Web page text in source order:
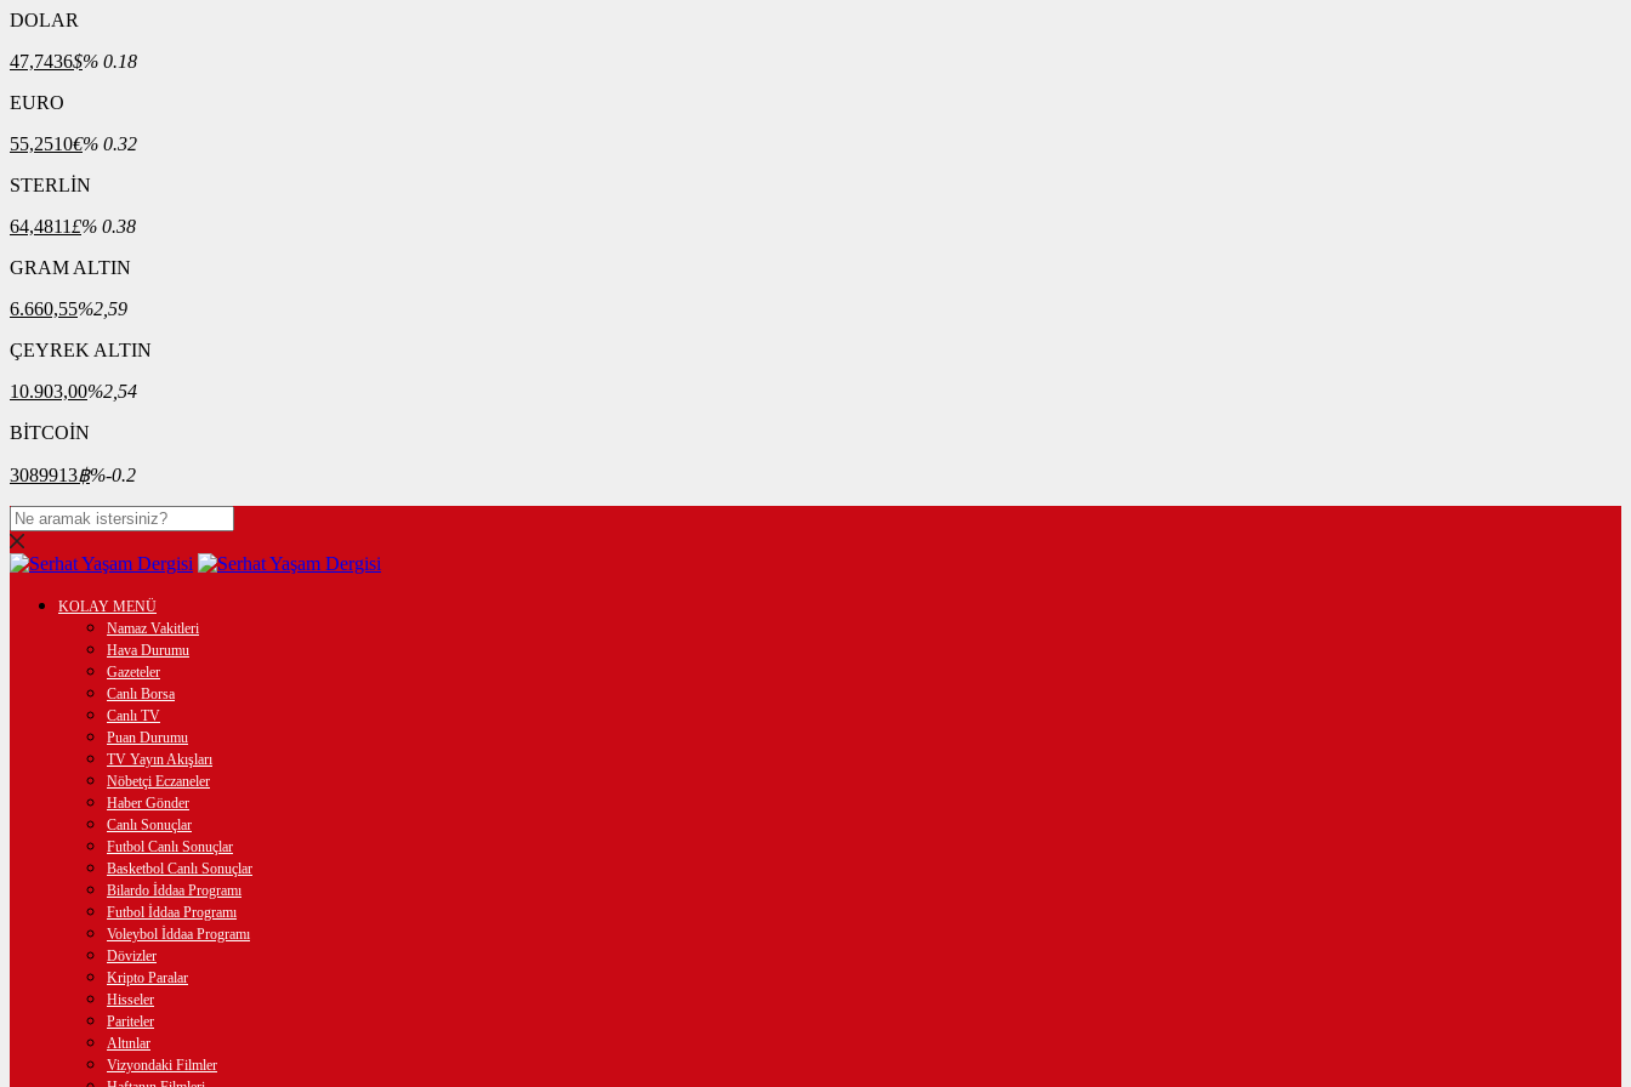
DOLAR
47,7436$% 0.18
EURO
55,2510€% 0.32
STERLİN
64,4811£% 0.38
GRAM ALTIN
6.660,55%2,59
ÇEYREK ALTIN
10.903,00%2,54
BİTCOİN
3089913฿%-0.2
KOLAY MENÜ
Namaz Vakitleri
Hava Durumu
Gazeteler
Canlı Borsa
Canlı TV
Puan Durumu
TV Yayın Akışları
Nöbetçi Eczaneler
Haber Gönder
Canlı Sonuçlar
Futbol Canlı Sonuçlar
Basketbol Canlı Sonuçlar
Bilardo İddaa Programı
Futbol İddaa Programı
Voleybol İddaa Programı
Dövizler
Kripto Paralar
Hisseler
Pariteler
Altınlar
Vizyondaki Filmler